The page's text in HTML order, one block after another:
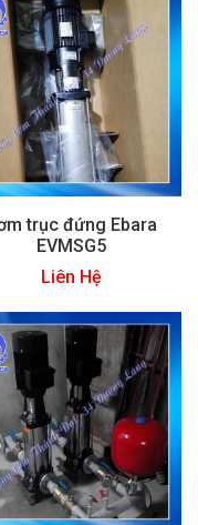
trục đứng Ebara
EVMSG5
Liên Hệ